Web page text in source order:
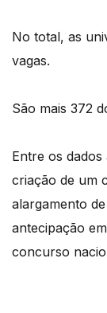
No total, as
vagas.
São mais 372
Entre os
criação de um
alargamento
antecipação
concurso